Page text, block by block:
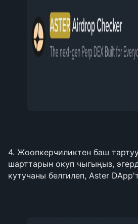
4. Жоопкерчиликтен баш
шарттарын окуп чыгыңыз,
кутучаны белгилеп, Aster